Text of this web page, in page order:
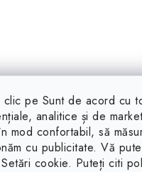
clic pe Sunt de acord cu
analitice și de
mod confortabil, să
cu publicitate. Vă
cookie. Puteți citi